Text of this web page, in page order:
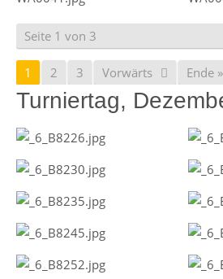
Seite 1 von 3
1 2 3 Vorwärts Ende »
Turniertag,